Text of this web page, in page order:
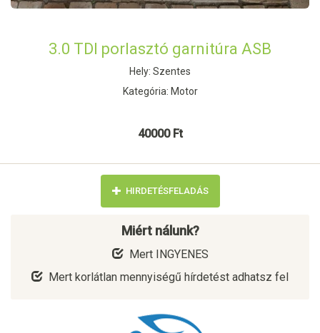
3.0 TDI porlasztó garnitúra ASB
Hely: Szentes
Kategória: Motor
40000 Ft
HIRDETÉSFELADÁS
Miért nálunk?
Mert INGYENES
Mert korlátlan mennyiségű hírdetést adhatsz fel